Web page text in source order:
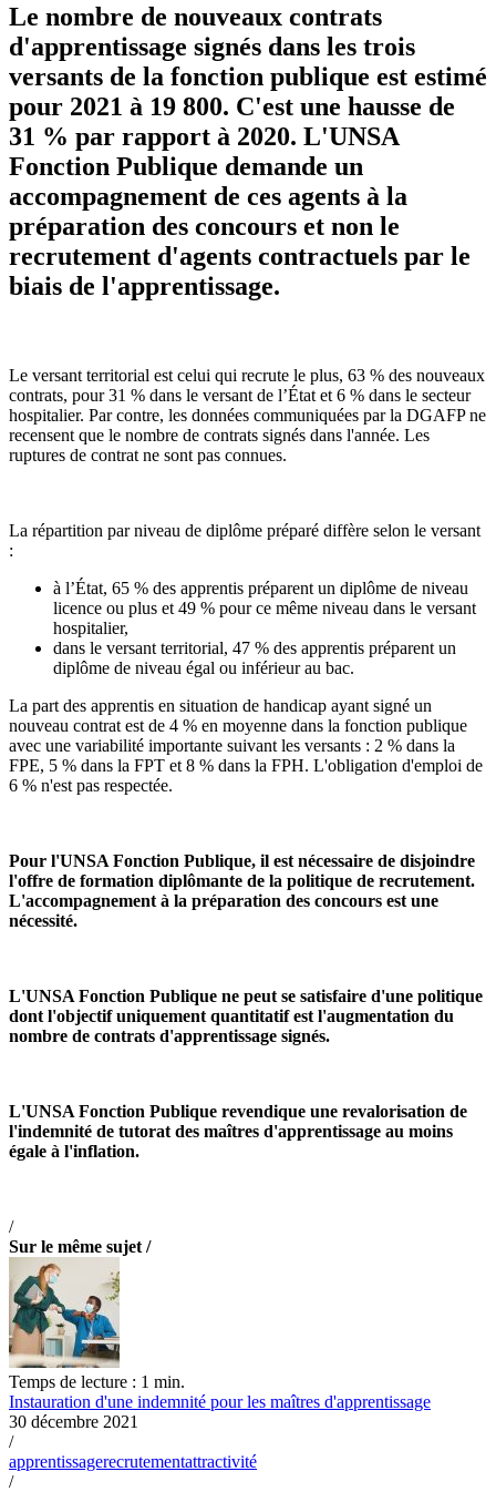
Le nombre de nouveaux contrats
d'apprentissage signés dans les trois
versants de la fonction publique est estimé
pour 2021 à 19 800. C'est une hausse de
31 % par rapport à 2020. L'UNSA
Fonction Publique demande un
accompagnement de ces agents à la
préparation des concours et non le
recrutement d'agents contractuels par le
biais de l'apprentissage.
Le versant territorial est celui qui recrute le plus, 63 % des nouveaux
contrats, pour 31 % dans le versant de l’État et 6 % dans le secteur
hospitalier. Par contre, les données communiquées par la DGAFP ne
recensent que le nombre de contrats signés dans l'année. Les
ruptures de contrat ne sont pas connues.
La répartition par niveau de diplôme préparé diffère selon le versant
:
à l’État, 65 % des apprentis préparent un diplôme de niveau
licence ou plus et 49 % pour ce même niveau dans le versant
hospitalier,
dans le versant territorial, 47 % des apprentis préparent un
diplôme de niveau égal ou inférieur au bac.
La part des apprentis en situation de handicap ayant signé un
nouveau contrat est de 4 % en moyenne dans la fonction publique
avec une variabilité importante suivant les versants : 2 % dans la
FPE, 5 % dans la FPT et 8 % dans la FPH. L'obligation d'emploi de
6 % n'est pas respectée.
Pour l'UNSA Fonction Publique, il est nécessaire de disjoindre
l'offre de formation diplômante de la politique de recrutement.
L'accompagnement à la préparation des concours est une
nécessité.
L'UNSA Fonction Publique ne peut se satisfaire d'une politique
dont l'objectif uniquement quantitatif est l'augmentation du
nombre de contrats d'apprentissage signés.
L'UNSA Fonction Publique revendique une revalorisation de
l'indemnité de tutorat des maîtres d'apprentissage au moins
égale à l'inflation.
/
Sur le même sujet /
Temps de lecture : 1 min.
Instauration d'une indemnité pour les maîtres d'apprentissage
30 décembre 2021
/
apprentissagerecrutementattractivité
/